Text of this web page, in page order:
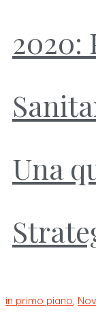
2020:
Una
in primo piano,